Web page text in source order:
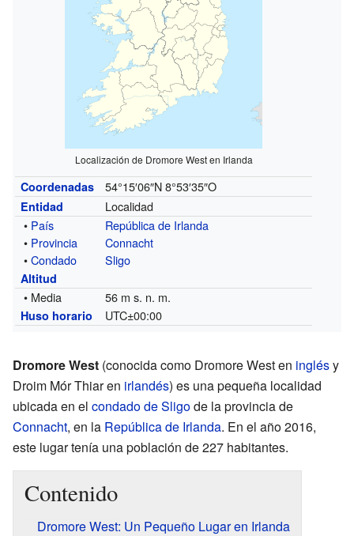
Localización de Dromore West en Irlanda
Coordenadas 54°15′06″N 8°53′35″O
Entidad
Localidad
• País
República de Irlanda
• Provincia
Connacht
•Condado Sligo
Altitud
• Media 56 m s. n. m.
Huso horario UTC±00:00
Dromore West (conocida como Dromore West en inglésy
Droim Mór Thiar en irlandés) es una pequeña localidad
ubicada en el condado de Sligode la provincia de
Connacht, en la República de Irlanda. En el año 2016,
este lugar tenía una población de 227 habitantes.
Contenido
Dromore West: Un Pequeño Lugar en Irlanda